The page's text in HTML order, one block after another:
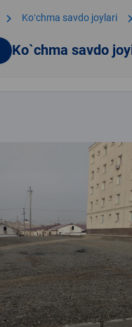
chevron_right Koʻchma savdo joylari chevron_right
Ko`chma savdo